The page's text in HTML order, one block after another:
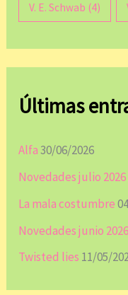
V. E. Schwab (4)
Últimas
Alfa30/06/2026
Novedades julio 2026
La mala costumbre
Novedades junio 2026
Twisted lies 11/05/